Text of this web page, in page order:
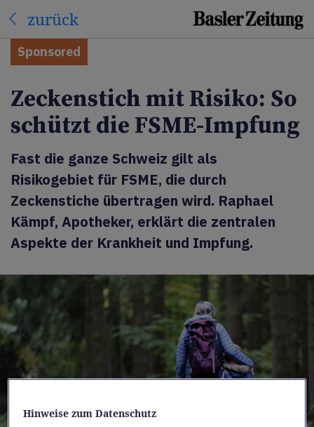
zurück
Sponsored
Zeckenstich mit Risiko: So
schützt die FSME-Impfung
Fast die ganze Schweiz gilt als
Risikogebiet für FSME, die durch
Zeckenstiche übertragen wird. Raphael
Kämpf, Apotheker, erklärt die zentralen
Aspekte der Krankheit und Impfung.
Hinweise zum Datenschutz